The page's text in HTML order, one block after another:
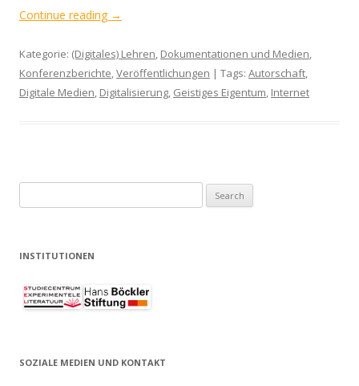
Continue reading →
Kategorie: (Digitales) Lehren, Dokumentationen und Medien,
Konferenzberichte,Veröffentlichungen | Tags: Autorschaft,
Digitale Medien, Digitalisierung, Geistiges Eigentum, Internet
e
r
h
:
INSTITUTIONEN
SOZIALE MEDIEN UND KONTAKT